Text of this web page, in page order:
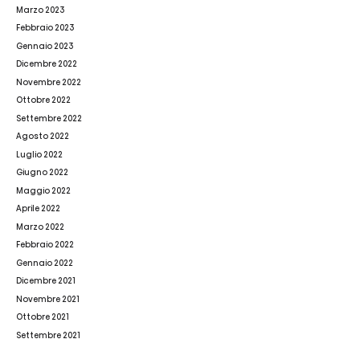
Marzo 2023
Febbraio 2023
Gennaio 2023
Dicembre 2022
Novembre 2022
Ottobre 2022
Settembre 2022
Agosto 2022
Luglio 2022
Giugno 2022
Maggio 2022
Aprile 2022
Marzo 2022
Febbraio 2022
Gennaio 2022
Dicembre 2021
Novembre 2021
Ottobre 2021
Settembre 2021